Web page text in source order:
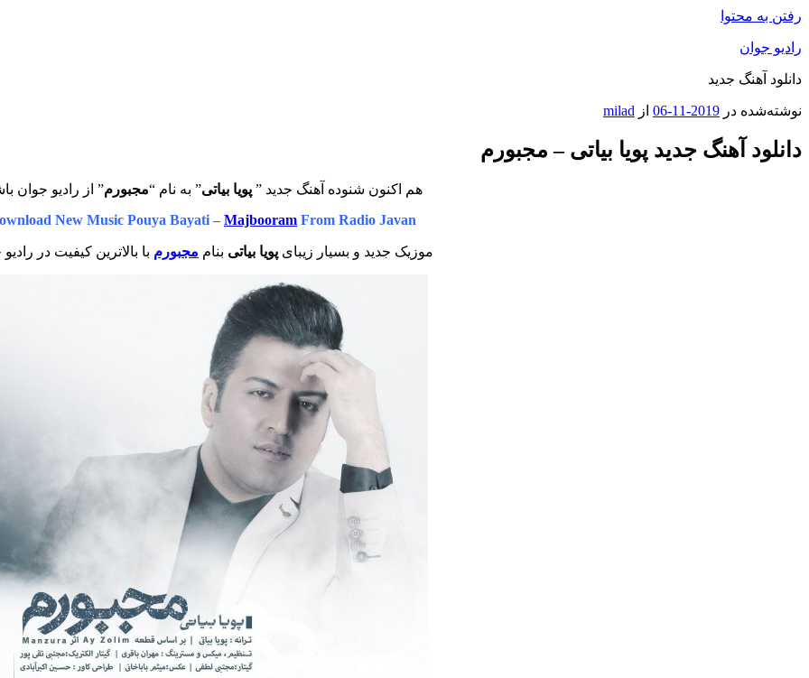
رفتن به محتوا
رادیو جوان
دانلود آهنگ جدید
نوشته‌شده در 2019-11-06 از milad
دانلود آهنگ جدید پویا بیاتی – مجبورم
هم اکنون شنوده آهنگ جدید ” پویا بیاتی” به نام “مجبورم” از رادیو جوان
New Music Pouya Bayati – Majbooram From Radio Javan
موزیک جدید و بسیار زیبای پویا بیاتی بنام مجبورم با بالاترین کیفیت در